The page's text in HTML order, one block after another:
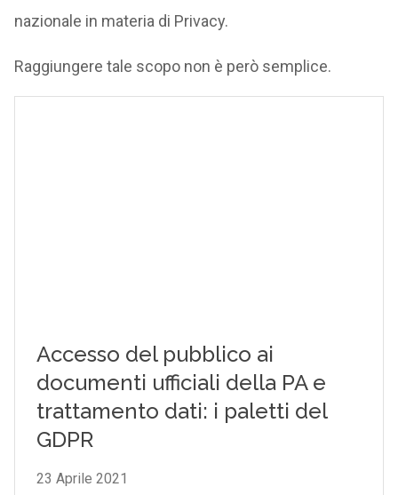
nazionale in materia di Privacy.
Raggiungere tale scopo non è però semplice.